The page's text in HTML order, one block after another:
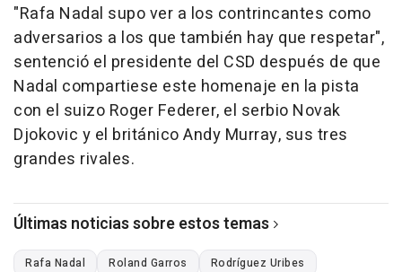
"Rafa Nadal supo ver a los contrincantes como
adversarios a los que también hay que respetar",
sentenció el presidente del CSD después de que
Nadal compartiese este homenaje en la pista
con el suizo Roger Federer, el serbio Novak
Djokovic y el británico Andy Murray, sus tres
grandes rivales.
Últimas noticias sobre estos temas
Rafa Nadal Roland Garros Rodríguez Uribes